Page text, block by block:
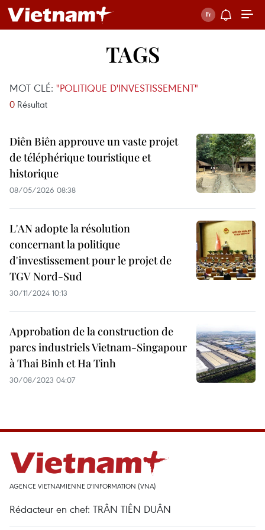
TAGS
MOT CLÉ: "POLITIQUE D'INVESTISSEMENT"
0 Résultat
Diên Biên approuve un vaste projet
de téléphérique touristique et
historique
08/05/2026 08:38
L'AN adopte la résolution
concernant la politique
d'investissement pour le projet de
TGV Nord-Sud
30/11/2024 10:13
Approbation de la construction de
parcs industriels Vietnam-Singapour
à Thai Binh et Ha Tinh
30/08/2023 04:07
AGENCE VIETNAMIENNE D'INFORMATION (VNA)
Rédacteur en chef: TRÂN TIÊN DUÂN